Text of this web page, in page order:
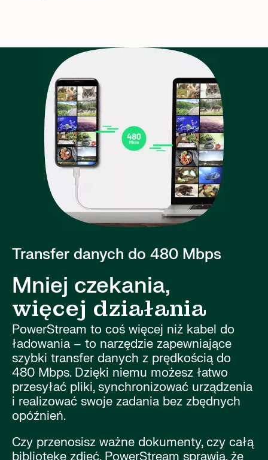
Transfer danych do 480 Mbps
Mniej czekania,
więcej działania
PowerStream to coś więcej niż kabel do
ładowania – to narzędzie zapewniające
szybki transfer danych z prędkością do
480 Mbps. Dzięki niemu możesz łatwo
przesyłać pliki, synchronizować urządzenia
i realizować swoje zadania bez zbędnych
opóźnień.
Czy przenosisz ważne dokumenty, czy całą
bibliotekę zdjęć, PowerStream sprawia, że